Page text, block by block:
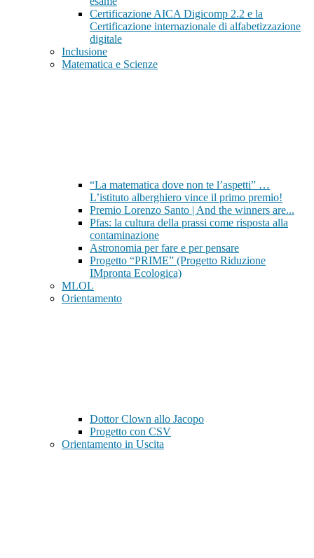
Certificazione AICA Digicomp 2.2 e la
Certificazione internazionale di alfabetizzazione
digitale
Inclusione
Matematica e Scienze
“La matematica dove non te l’aspetti” …
L’istituto alberghiero vince il primo premio!
Premio Lorenzo Santo | And the winners are...
Pfas: la cultura della prassi come risposta alla
contaminazione
Astronomia per fare e per pensare
Progetto “PRIME” (Progetto Riduzione
IMpronta Ecologica)
MLOL
Orientamento
Dottor Clown allo Jacopo
Progetto con CSV
Orientamento in Uscita